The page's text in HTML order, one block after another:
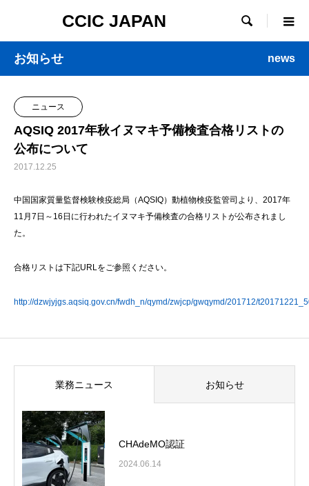
CCIC JAPAN 
お知らせ news
ニュース
AQSIQ 2017年秋イヌマキ予備検査合格リストの
公布について
2017.12.25
中国国家質量監督検験検疫総局（AQSIQ）動植物検疫監管司より、2017年
11月7日～16日に行われたイヌマキ予備検査の合格リストが公布されまし
た。
合格リストは下記URLをご参照ください。
http://dzwjyjgs.aqsiq.gov.cn/fwdh_n/qymd/zwjcp/gwqymd/201712/
業務ニュース お知らせ
CHAdeMO認証
2024.06.14